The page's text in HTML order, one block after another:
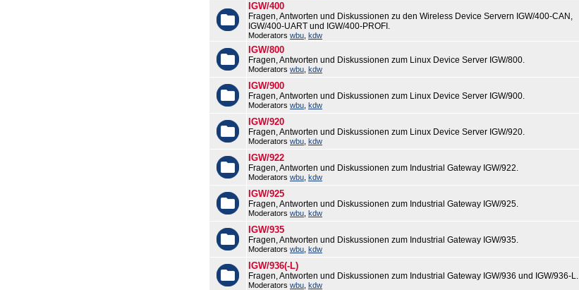
IGW/400
Fragen, Antworten und Diskussionen zu den Wireless Device Servern IGW/400-CAN,
IGW/400-UART und IGW/400-PROFI.
Moderators wbu kdw
IGW/800
Fragen, Antworten und Diskussionen zum Linux Device Server IGW/800.
Moderators wbu kdw
IGW/900
Fragen, Antworten und Diskussionen zum Linux Device Server IGW/900.
Moderators wbu kdw
IGW/920
Fragen, Antworten und Diskussionen zum Linux Device Server IGW/920.
Moderators wbu kdw
IGW/922
Fragen, Antworten und Diskussionen zum Industrial Gateway IGW/922.
Moderators wbu kdw
IGW/925
Fragen, Antworten und Diskussionen zum Industrial Gateway IGW/925.
Moderators wbu kdw
IGW/935
Fragen, Antworten und Diskussionen zum Industrial Gateway IGW/935.
Moderators wbu kdw
IGW/936(-L)
Fragen, Antworten und Diskussionen zum Industrial Gateway IGW/936 und IGW/936-L.
Moderators wbu kdw